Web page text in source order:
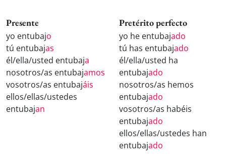
Presente
yo entubajo
tú entubajas
él/ella/usted entubaja
nosotros/as entubajamos
vosotros/as entubajáis
ellos/ellas/ustedes
entubajan
Pretérito perfecto
yo he entubajado
tú has entubajado
él/ella/usted ha
entubajado
nosotros/as hemos
entubajado
vosotros/as habéis
entubajado
ellos/ellas/ustedes han
entubajado